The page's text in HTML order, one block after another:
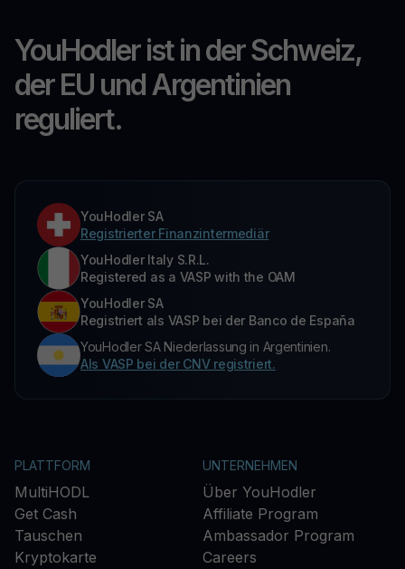
YouHodler ist in der Schweiz,
der EU und Argentinien
reguliert.
YouHodler SA
Registrierter Finanzintermediär
YouHodler Italy S.R.L.
Registered as a VASP with the OAM
YouHodler SA
Registriert als VASP bei der Banco de España
YouHodler SA Niederlassung in Argentinien.
Als VASP bei der CNV registriert.
PLATTFORM
MultiHODL
Get Cash
Tauschen
Kryptokarte
UNTERNEHMEN
Über YouHodler
Affiliate Program
Ambassador Program
Careers